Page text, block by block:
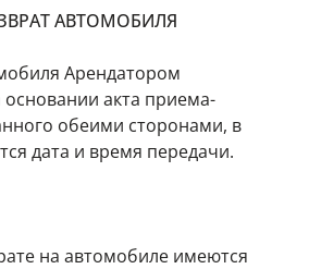
АВТОМОБИЛЯ
Арендатором
основании акта приема-
обеими сторонами, в
дата и время передачи.
на автомобиле имеются